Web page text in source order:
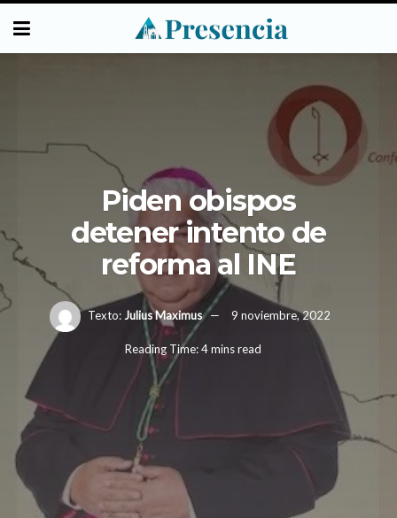
Piden obispos
detener intento de
reforma al INE
Texto: Julius Maximus 9 noviembre, 2022
Reading Time: 4 mins read